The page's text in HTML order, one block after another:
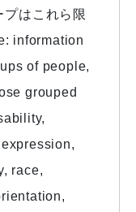
プはこれら限
information
of people,
grouped
race,